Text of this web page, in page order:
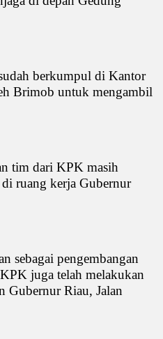
berkumpul di Kantor
Brimob untuk mengambil
tim dari KPK masih
ruang kerja Gubernur
sebagai pengembangan
juga telah melakukan
Gubernur Riau, Jalan